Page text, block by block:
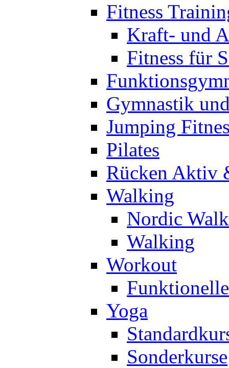
Fitness
Kraft- und
Fitness für
Gymnastik
Jumping
Pilates
Rücken Aktiv
Walking
Nordic
Walking
Workout
Yoga
Sonderkurse